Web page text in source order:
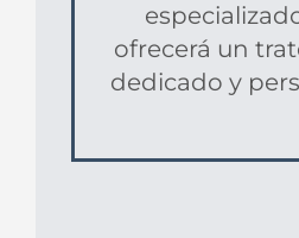
ofrecerá un
dedicado y